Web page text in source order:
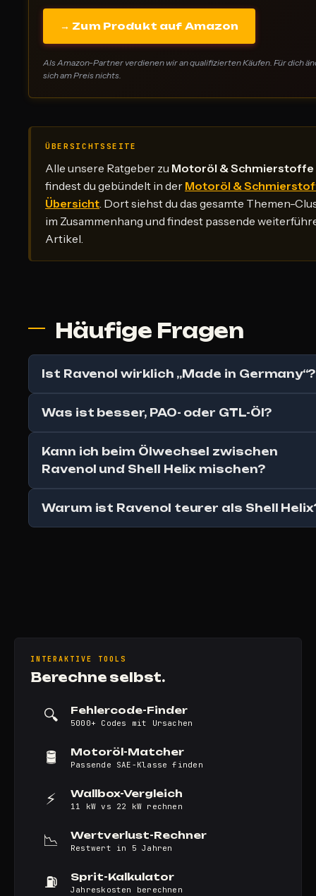
→ Zum Produkt auf Amazon
Als Amazon-Partner verdienen wir an qualifizierten Käufen. Für dich
sich am Preis nichts.
ÜBERSICHTSSEITE
Alle unsere Ratgeber zu Motoröl & Schmierstoffe
findest du gebündelt in der Motoröl &
Übersicht. Dort siehst du das gesamte Themen-
im Zusammenhang und findest passende
Artikel.
Häufige Fragen
Ist Ravenol wirklich „Made in Germany“?
Was ist besser, PAO- oder GTL-Öl?
Kann ich beim Ölwechsel zwischen
Ravenol und Shell Helix mischen?
Warum ist Ravenol teurer als Shell
INTERAKTIVE TOOLS
Berechne selbst.
🔍 Fehlercode-Finder
5000+ Codes mit Ursachen
🛢️ Motoröl-Matcher
Passende SAE-Klasse finden
⚡ Wallbox-Vergleich
11 kW vs 22 kW rechnen
📉 Wertverlust-Rechner
Restwert in 5 Jahren
⛽ Sprit-Kalkulator
Jahreskosten berechnen